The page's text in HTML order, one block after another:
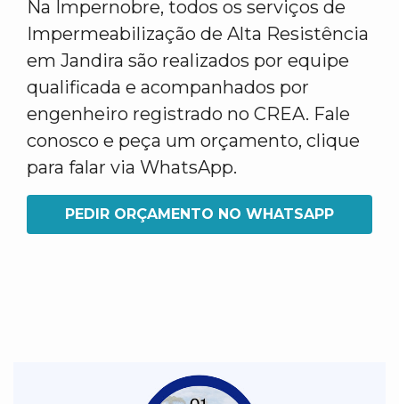
Na Impernobre, todos os serviços de
Impermeabilização de Alta Resistência
em Jandira são realizados por equipe
qualificada e acompanhados por
engenheiro registrado no CREA. Fale
conosco e peça um orçamento, clique
para falar via WhatsApp.
PEDIR ORÇAMENTO NO WHATSAPP